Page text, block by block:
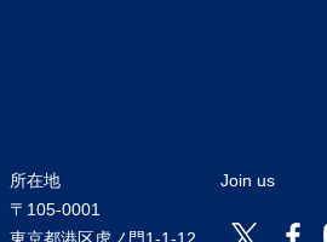
所在地
〒105-0001
東京都港区虎ノ門1-1-12
Join us